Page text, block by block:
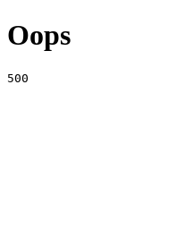
Oops
500